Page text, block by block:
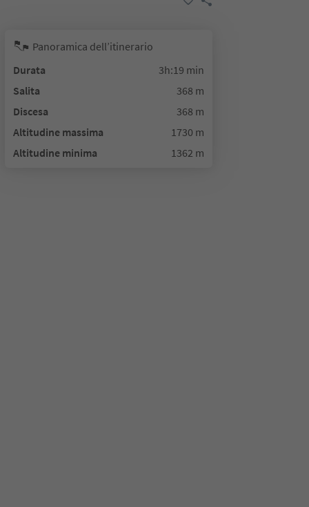
Panoramica dell’itinerario
Durata
3h:19 min
Salita
368 m
Discesa
368 m
Altitudine massima
1730 m
Altitudine minima
1362 m